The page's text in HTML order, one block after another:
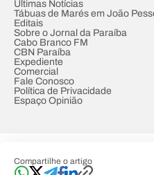
Compartilhe o artigo
Últimas Notícias
Tábuas de Marés em João
Editais
Sobre o Jornal da Paraíba
Cabo Branco FM
CBN Paraíba
Expediente
Comercial
Fale Conosco
Política de Privacidade
Espaço Opinião